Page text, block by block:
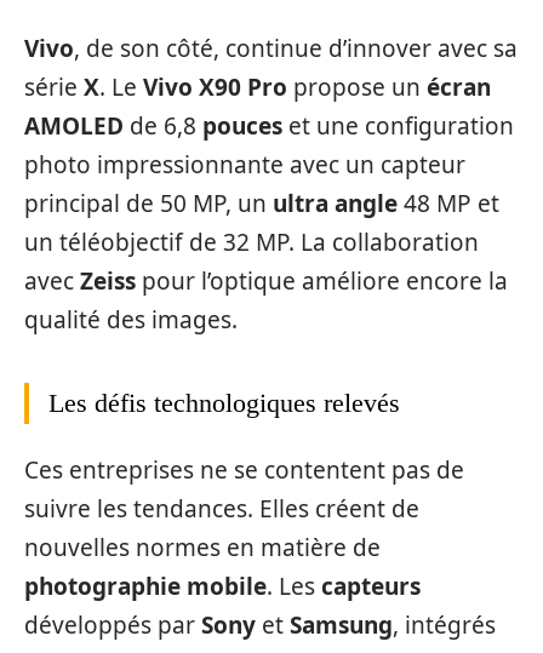
Vivo, de son côté, continue d’innover avec sa
série X. Le Vivo X90 Pro propose un écran
AMOLED de 6,8 pouces et une configuration
photo impressionnante avec un capteur
principal de 50 MP, un ultra angle48 MP et
un téléobjectif de 32 MP. La collaboration
avecZeiss pour l’optique améliore encore la
qualité des images.
Les défis technologiques relevés
Ces entreprises ne se contentent pas de
suivre les tendances. Elles créent de
nouvelles normes en matière de
photographie mobile. Lescapteurs
développés parSony etSamsung, intégrés